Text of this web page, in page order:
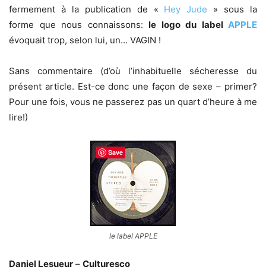
fermement à la publication de « Hey Jude » sous la
forme que nous connaissons: le logo du labelAPPLE
évoquait trop, selon lui, un… VAGIN !
Sans commentaire (d’où l’inhabituelle sécheresse du
présent article. Est-ce donc une façon de sexe – primer?
Pour une fois, vous ne passerez pas un quart d’heure à me
lire!)
le label APPLE
Daniel Lesueur – Culturesco
Save